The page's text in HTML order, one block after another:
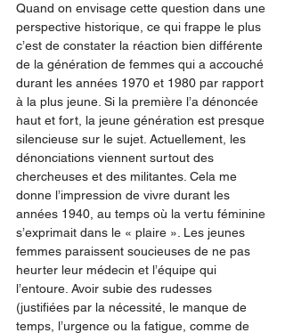
Quand on envisage cette question dans une
perspective historique, ce qui frappe le plus
c’est de constater la réaction bien différente
de la génération de femmes qui a accouché
durant les années 1970 et 1980 par rapport
à la plus jeune. Si la première l’a dénoncée
haut et fort, la jeune génération est presque
silencieuse sur le sujet. Actuellement, les
dénonciations viennent surtout des
chercheuses et des militantes. Cela me
donne l’impression de vivre durant les
années 1940, au temps où la vertu féminine
s’exprimait dans le « plaire ». Les jeunes
femmes paraissent soucieuses de ne pas
heurter leur médecin et l’équipe qui
l’entoure. Avoir subie des rudesses
(justifiées par la nécessité, le manque de
temps, l’urgence ou la fatigue, comme de